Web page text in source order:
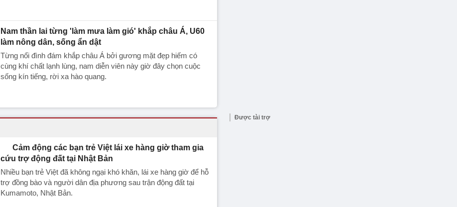
Nam thần lai từng 'làm mưa làm gió' khắp châu Á, U60
làm nông dân, sống ẩn dật
Từng nổi đình đám khắp châu Á bởi gương mặt đẹp hiếm có
cùng khí chất lạnh lùng, nam diễn viên này giờ đây chọn cuộc
sống kín tiếng, rời xa hào quang.
Cảm động các bạn trẻ Việt lái xe hàng giờ tham gia
cứu trợ động đất tại Nhật Bản
Nhiều bạn trẻ Việt đã không ngại khó khăn, lái xe hàng giờ để hỗ
trợ đồng bào và người dân địa phương sau trận động đất tại
Kumamoto, Nhật Bản.
Được tài trợ